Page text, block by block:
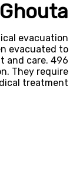
evacuation
evacuated to
and care. 496
They require
treatment.